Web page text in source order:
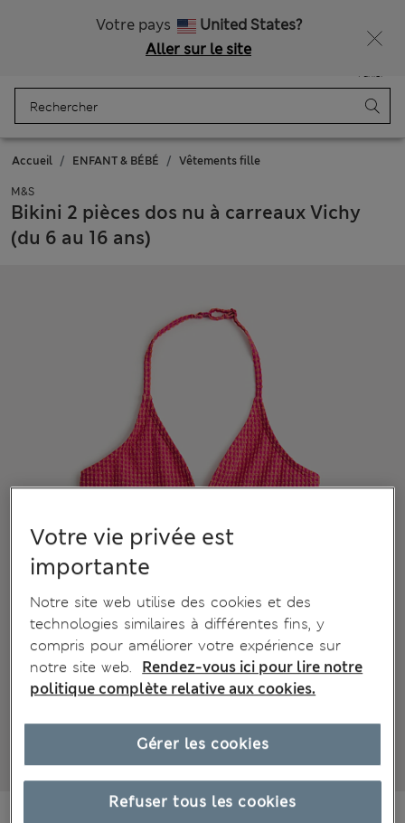
Votre pays
United States?
Aller sur le site
Panier
Accueil ENFANT & BÉBÉ Vêtements fille
M&S
Bikini 2 pièces dos nu à carreaux Vichy
(du 6 au 16 ans)
Votre vie privée est
importante
Notre site web utilise des cookies et des
technologies similaires à différentes fins, y
compris pour améliorer votre expérience sur
notre site web.
Rendez-vous ici pour lire notre
politique complète relative aux cookies.
Refuser tous les cookies
Gérer les cookies